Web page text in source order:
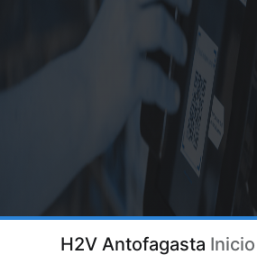
H2V Antofagasta